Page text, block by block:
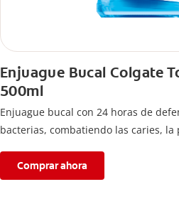
Enjuague Bucal Colgate
500ml
Enjuague bucal con 24 horas de
bacterias, combatiendo las caries, la
Comprar ahora